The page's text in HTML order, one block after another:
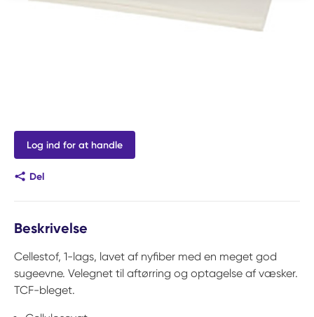
Log ind for at handle
Del
Beskrivelse
Cellestof, 1-lags, lavet af nyfiber med en meget god
sugeevne. Velegnet til aftørring og optagelse af væsker.
TCF-bleget.